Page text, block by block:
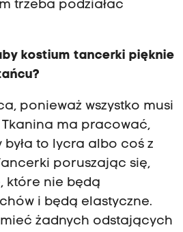
trzeba podziałać
kostium tancerki pięknie
ponieważ wszystko musi
ma pracować,
to lycra albo coś z
poruszając się,
które nie będą
i będą elastyczne.
żadnych odstających